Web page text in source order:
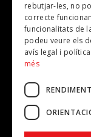
Contacte
Subscripcions
Publicitat
rebutjar-les, no
correcte
funcionalitats de
podeu veure els
avís legal i
més
RENDIMENT